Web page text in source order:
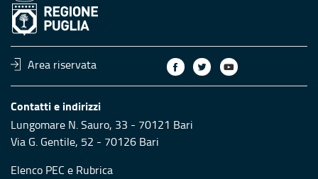
Area riservata
Contatti e indirizzi
Lungomare N. Sauro, 33 - 70121 Bari
Via G. Gentile, 52 - 70126 Bari
Elenco PEC e Rubrica